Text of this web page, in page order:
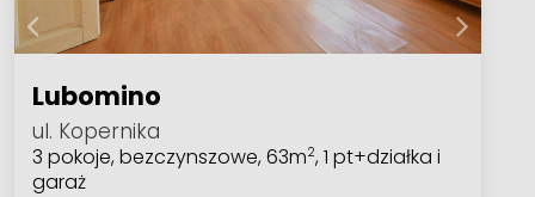
Lubomino
ul. Kopernika
3 pokoje, bezczynszowe, 63m2, 1 pt+działka i
garaż